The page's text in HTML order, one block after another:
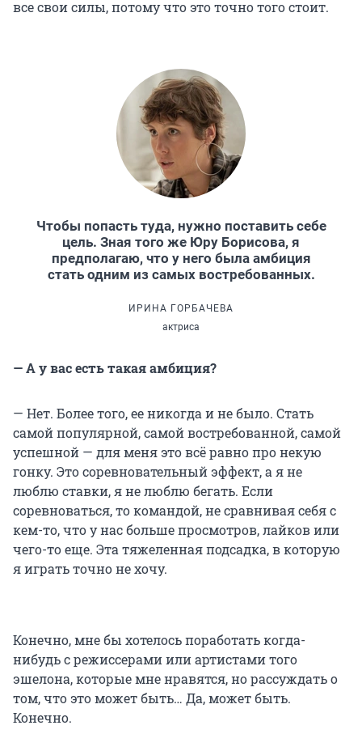
все свои силы, потому что это точно того стоит.
Чтобы попасть туда, нужно поставить себе
цель. Зная того же Юру Борисова, я
предполагаю, что у него была амбиция
стать одним из самых востребованных.
ИРИНА ГОРБАЧЕВА
актриса
— А у вас есть такая амбиция?
— Нет. Более того, ее никогда и не было. Стать
самой популярной, самой востребованной, самой
успешной — для меня это всё равно про некую
гонку. Это соревновательный эффект, а я не
люблю ставки, я не люблю бегать. Если
соревноваться, то командой, не сравнивая себя с
кем-то, что у нас больше просмотров, лайков или
чего-то еще. Эта тяжеленная подсадка, в которую
я играть точно не хочу.
Конечно, мне бы хотелось поработать когда-
нибудь с режиссерами или артистами того
эшелона, которые мне нравятся, но рассуждать о
том, что это может быть… Да, может быть.
Конечно.